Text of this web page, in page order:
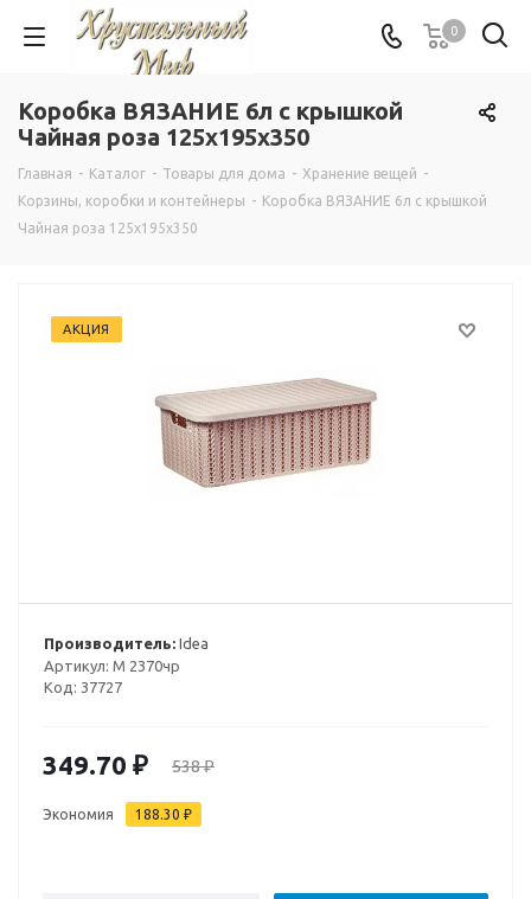
0
Коробка ВЯЗАНИЕ 6л с крышкой
Чайная роза 125x195x350
Главная - Каталог - Товары для дома - Хранение вещей -
Корзины, коробки и контейнеры - Коробка ВЯЗАНИЕ 6л с крышкой
Чайная роза 125x195x350
АКЦИЯ
Производитель: Idea
Артикул: М 2370чр
Код: 37727
349.70 ₽ 538₽
Экономия 188.30 ₽